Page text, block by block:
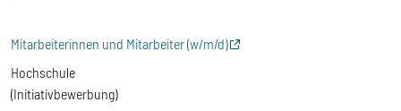
Mitarbeiterinnen und Mitarbeiter (w/m/d)
Hochschule
(Initiativbewerbung)